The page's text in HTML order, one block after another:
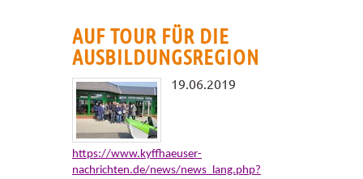
AUF TOUR FÜR DIE
AUSBILDUNGSREGION
19.06.2019
https://www.kyffhaeuser-
nachrichten.de/news/news_lang.php?